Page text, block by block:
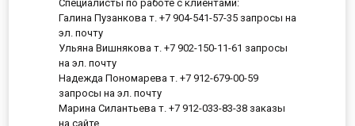
Специалисты по работе с клиентами:
Галина Пузанкова т. +7 904-541-57-35 запросы на
эл. почту
Ульяна Вишнякова т. +7 902-150-11-61 запросы
на эл. почту
Надежда Пономарева т. +7 912-679-00-59
запросы на эл. почту
Марина Силантьева т. +7 912-033-83-38 заказы
на сайте